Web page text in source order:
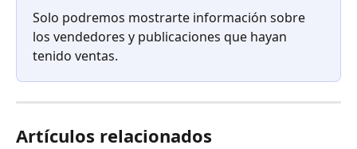
Solo podremos mostrarte información sobre
los vendedores y publicaciones que hayan
tenido ventas.
Artículos relacionados